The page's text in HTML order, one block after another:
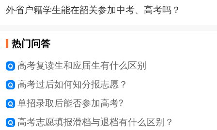
外省户籍学生能在韶关参加中考、高考吗？
热门问答
高考复读生和应届生有什么区别
高考过后如何知分报志愿？
单招录取后能否参加高考?
高考志愿填报滑档与退档有什么区别？